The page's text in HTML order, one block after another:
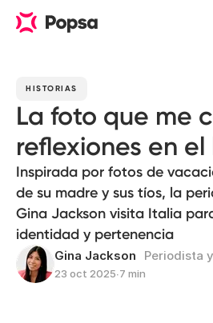
HISTORIAS
La foto que me
reflexiones en
Inspirada por fotos de
de su madre y sus tíos, la
Gina Jackson visita Italia
identidad y pertenencia
Gina Jackson Periodista
23 oct 2025∙7 min